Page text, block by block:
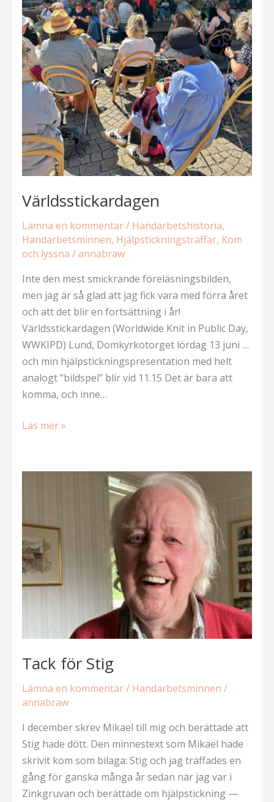
Världsstickardagen
Lämna en kommentar/ Handarbetshistoria,
Handarbetsminnen, Hjälpstickningsträffar, Kom
och lyssna /annabraw
Inte den mest smickrande föreläsningsbilden,
men jag är så glad att jag fick vara med förra året
och att det blir en fortsättning i år!
Världsstickardagen (Worldwide Knit in Public Day,
WWKIPD) Lund, Domkyrkotorget lördag 13 juni …
och min hjälpstickningspresentation med helt
analogt ”bildspel” blir vid 11.15 Det är bara att
komma, och inne…
Världsstickardagen
Läs mer »
Tack för Stig
Lämna en kommentar/ Handarbetsminnen /
annabraw
I december skrev Mikael till mig och berättade att
Stig hade dött. Den minnestext som Mikael hade
skrivit kom som bilaga: Stig och jag träffades en
gång för ganska många år sedan när jag var i
Zinkgruvan och berättade om hjälpstickning —